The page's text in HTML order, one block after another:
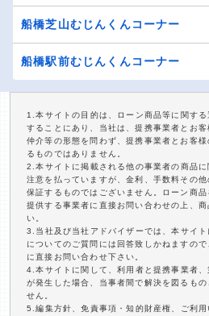
船橋芝山むじんくんコーナー
船橋駅前むじんくんコーナー
1.本サイトの目的は、ローン商品等に関す
することにあり、当社は、提携事業者とお客
仲介等の形態を問わず、提携事業者とお客
るものではありません。
2.本サイトに掲載される他の事業者の商品
注意を払っていますが、金利、手数料その
保証するものではございません。ローン商
提供する事業者に直接お問い合わせの上、
い。
3.当社及び当社アドバイザーでは、本サイ
についてのご質問には回答致しかねますの
に直接お問い合わせ下さい。
4.本サイトに関して、利用者と提携事業者
が発生した場合、当事者間で解決を図るも
せん。
5.編集方針、免責事項・知的財産権、ご利